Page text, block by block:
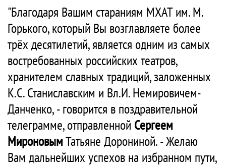
"Благодаря Вашим стараниям МХАТ им. М.
Горького, который Вы возглавляете более
трёх десятилетий, является одним из самых
востребованных российских театров,
хранителем славных традиций, заложенных
К.С. Станиславским и Вл.И. Немировичем-
Данченко, - говорится в поздравительной
телеграмме, отправленной Сергеем
МироновымТатьяне Дорониной. - Желаю
Вам дальнейших успехов на избранном пути,